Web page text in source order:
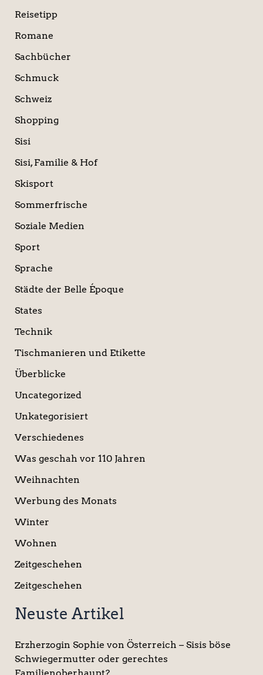
Reisetipp
Romane
Sachbücher
Schmuck
Schweiz
Shopping
Sisi
Sisi, Familie & Hof
Skisport
Sommerfrische
Soziale Medien
Sport
Sprache
Städte der Belle Époque
States
Technik
Tischmanieren und Etikette
Überblicke
Uncategorized
Unkategorisiert
Verschiedenes
Was geschah vor 110 Jahren
Weihnachten
Werbung des Monats
Winter
Wohnen
Zeitgeschehen
Zeitgeschehen
Neuste Artikel
Erzherzogin Sophie von Österreich – Sisis böse
Schwiegermutter oder gerechtes